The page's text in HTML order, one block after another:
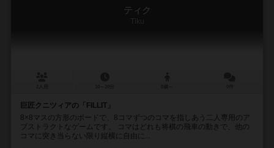
ティク
Tiku
巨匠クニツィアの「FILLIT」
8×8マスの方形のボードで、8コマずつのコマを指しあう二人専用のア
ブストラクトなゲームです。 コマはどれも将棋の飛車の動きで、他の
コマに突き当らない限り縦横に自由に...